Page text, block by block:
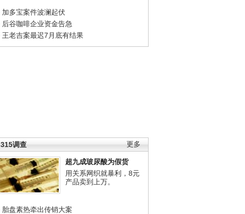
加多宝案件波澜起伏
后谷咖啡企业资金告急
王老吉案最迟7月底有结果
更多
315调查
超九成玻尿酸为假货
用关系网织就暴利，8元
产品卖到上万。
胎盘素热牵出传销大案